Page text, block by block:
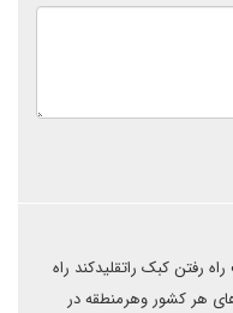
رفتن کبک راتقلیدکند راه
هر کشور وهرمنطقه در